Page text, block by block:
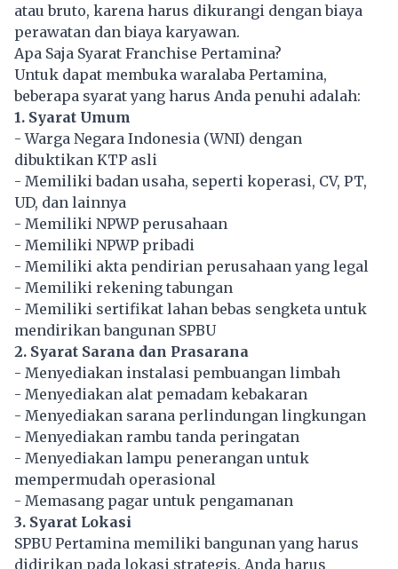
atau bruto, karena harus dikurangi dengan biaya
perawatan dan biaya karyawan.
Apa Saja Syarat Franchise Pertamina?
Untuk dapat membuka waralaba Pertamina,
beberapa syarat yang harus Anda penuhi adalah:
1. Syarat Umum
- Warga Negara Indonesia (WNI) dengan
dibuktikan KTP asli
- Memiliki badan usaha, seperti koperasi, CV, PT,
UD, dan lainnya
- Memiliki NPWP perusahaan
- Memiliki NPWP pribadi
- Memiliki akta pendirian perusahaan yang legal
- Memiliki rekening tabungan
- Memiliki sertifikat lahan bebas sengketa untuk
mendirikan bangunan SPBU
2. Syarat Sarana dan Prasarana
- Menyediakan instalasi pembuangan limbah
- Menyediakan alat pemadam kebakaran
- Menyediakan sarana perlindungan lingkungan
- Menyediakan rambu tanda peringatan
- Menyediakan lampu penerangan untuk
mempermudah operasional
- Memasang pagar untuk pengamanan
3. Syarat Lokasi
SPBU Pertamina memiliki bangunan yang harus
didirikan pada lokasi strategis. Anda harus